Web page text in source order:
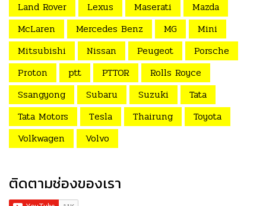
Land Rover
Lexus Maserati
Mazda
McLaren
Mercedes Benz MG
Mini
Mitsubishi
Nissan Peugeot
Porsche
Proton
ptt PTTOR
Rolls Royce
Ssangyong
Subaru Suzuki
Tata
Tata Motors
Tesla Thairung
Toyota
Volkwagen
Volvo
ติดตามช่องของเรา